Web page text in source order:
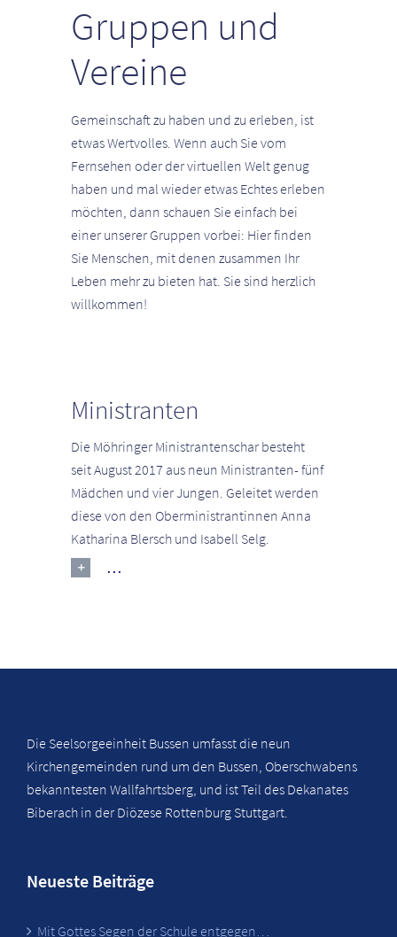
Gruppen und
Vereine
Gemeinschaft zu haben und zu erleben, ist
etwas Wertvolles. Wenn auch Sie vom
Fernsehen oder der virtuellen Welt genug
haben und mal wieder etwas Echtes erleben
möchten, dann schauen Sie einfach bei
einer unserer Gruppen vorbei: Hier finden
Sie Menschen, mit denen zusammen Ihr
Leben mehr zu bieten hat. Sie sind herzlich
willkommen!
Ministranten
Die Möhringer Ministrantenschar besteht
seit August 2017 aus neun Ministranten- fünf
Mädchen und vier Jungen. Geleitet werden
diese von den Oberministrantinnen Anna
Katharina Blersch und Isabell Selg.
...
Die Seelsorgeeinheit Bussen umfasst die neun
Kirchengemeinden rund um den Bussen, Oberschwabens
bekanntesten Wallfahrtsberg, und ist Teil des Dekanates
Biberach in der Diözese Rottenburg Stuttgart.
Neueste Beiträge
Mit Gottes Segen der Schule entgegen…